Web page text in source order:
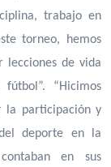
trabajo en
torneo, hemos
lecciones de vida
“Hicimos
la participación y
deporte en la
en sus